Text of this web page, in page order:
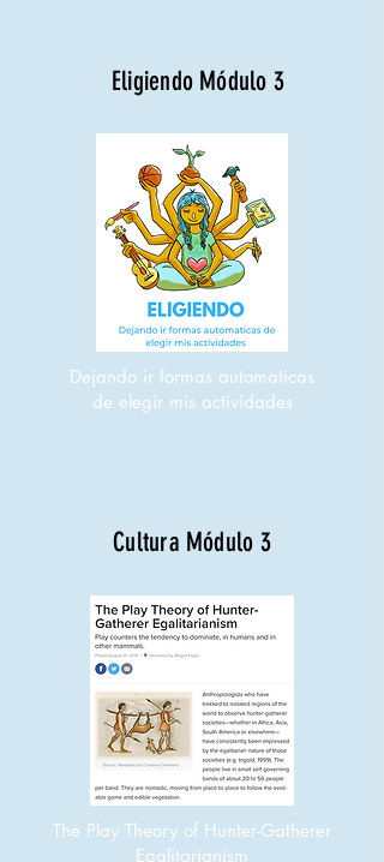
Eligiendo Módulo 3
Dejando ir formas automaticas
de elegir mis actividades
Cultura Módulo 3
The Play Theory of Hunter-Gatherer
Egalitarianism